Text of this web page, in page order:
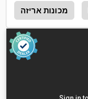
מכונות אריזה